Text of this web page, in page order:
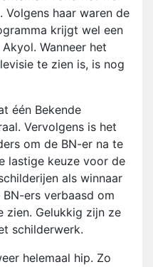
haar waren de
krijgt wel een
Wanneer het
te zien is, is nog
één Bekende
Vervolgens is het
om de BN-er na te
lastige keuze voor de
als winnaar
ers verbaasd om
zien. Gelukkig zijn ze
schilderwerk.
helemaal hip. Zo